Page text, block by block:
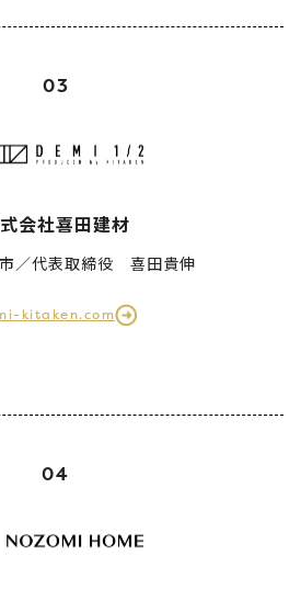
03
会社喜田建材
／代表取締役 喜田貴伸
kitaken.com
04